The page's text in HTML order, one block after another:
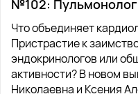
№102:
Что объединяет
Пристрастие к
эндокринологов или
активности? В новом
Николаевна и Ксения